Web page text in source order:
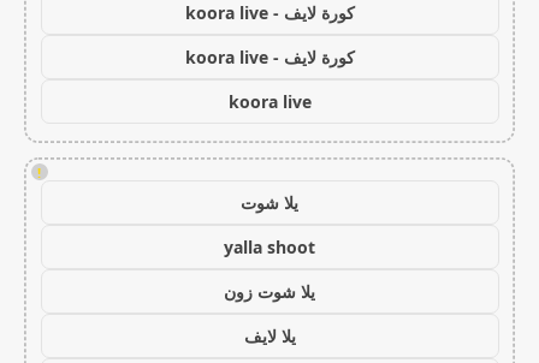
كورة لايف - koora live
كورة لايف - koora live
koora live
!
يلا شوت
yalla shoot
يلا شوت زون
يلا لايف